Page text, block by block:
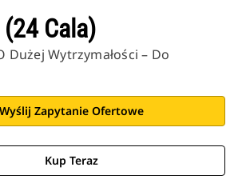
Cala)
Dużej Wytrzymałości – Do
Wyślij Zapytanie Ofertowe
Kup Teraz